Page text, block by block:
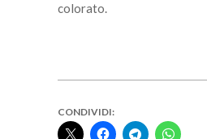
colorato.
CONDIVIDI: